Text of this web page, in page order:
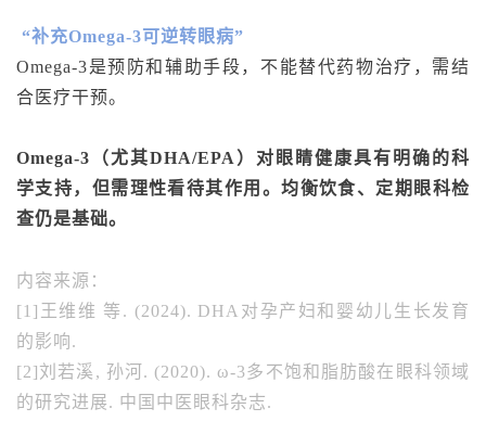
“补充Omega-3可逆转眼病”
Omega-3是预防和辅助手段，不能替代药物治疗，需结
合医疗干预。
Omega-3（尤其DHA/EPA）对眼睛健康具有明确的科
学支持，但需理性看待其作用。均衡饮食、定期眼科检
查仍是基础。
内容来源：
[1]王维维 等. (2024). DHA对孕产妇和婴幼儿生长发育
的影响.
[2]刘若溪, 孙河. (2020). ω-3多不饱和脂肪酸在眼科领域
的研究进展. 中国中医眼科杂志.